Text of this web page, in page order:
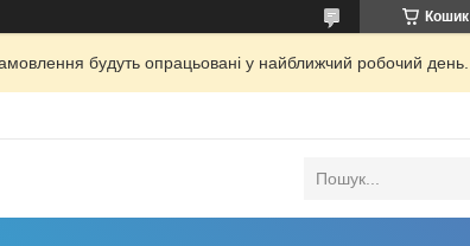
Кошик
будуть опрацьовані у найближчий робочий день.